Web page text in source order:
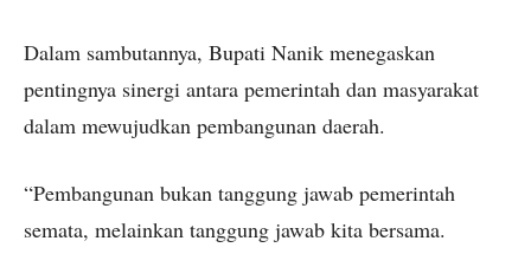
Dalam sambutannya, Bupati Nanik menegaskan
pentingnya sinergi antara pemerintah dan masyarakat
dalam mewujudkan pembangunan daerah.
“Pembangunan bukan tanggung jawab pemerintah
semata, melainkan tanggung jawab kita bersama.